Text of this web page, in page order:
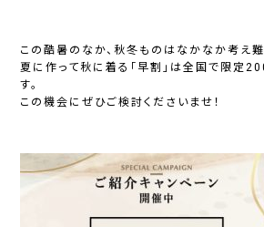
この酷暑のなか、秋冬ものはなかなか考え
夏に作って秋に着る「早割」は全国で限定
す。
この機会にぜひご検討くださいませ！